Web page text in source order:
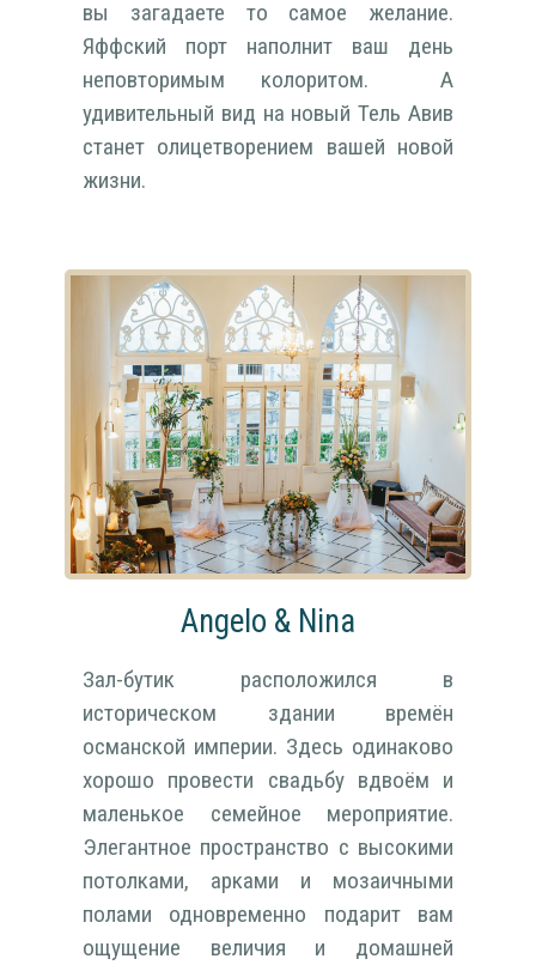
вы загадаете то самое желание.
Яффский порт наполнит ваш день
неповторимым колоритом. А
удивительный вид на новый Тель Авив
станет олицетворением вашей новой
жизни.
Angelo & Nina
Зал-бутик расположился в
историческом здании времён
османской империи. Здесь одинаково
хорошо провести свадьбу вдвоём и
маленькое семейное мероприятие.
Элегантное пространство с высокими
потолками, арками и мозаичными
полами одновременно подарит вам
ощущение величия и домашней